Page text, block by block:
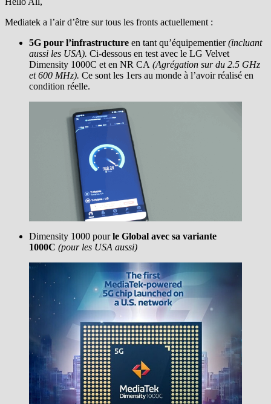
Mediatek a l’air d’être sur tous les fronts actuellement :
5G pour l’infrastructure en tant qu’équipementier(incluant
aussi les USA). Ci-dessous en test avec le LG Velvet
Dimensity 1000C et en NR CA (Agrégation sur du 2.5 GHz
et 600 MHz). Ce sont les 1ers au monde à l’avoir réalisé en
condition réelle.
Dimensity 1000 pourle Global avec sa variante
1000C (pour les USA aussi)